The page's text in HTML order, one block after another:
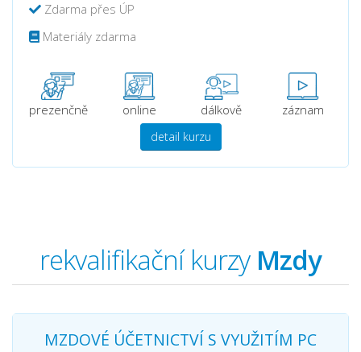
Zdarma přes ÚP
Materiály zdarma
prezenčně online dálkově záznam
detail kurzu
rekvalifikační kurzy Mzdy
MZDOVÉ ÚČETNICTVÍ S VYUŽITÍM PC